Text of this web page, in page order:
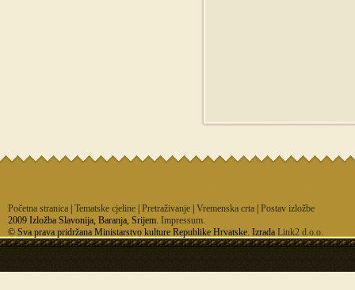
Početna stranica Tematske cjeline Pretraživanje Vremenska crta Postav izložbe
2009 Izložba Slavonija, Baranja, Srijem. Impressum.
© Sva prava pridržana Ministarstvo kulture Republike Hrvatske. Izrada Link2 d.o.o.